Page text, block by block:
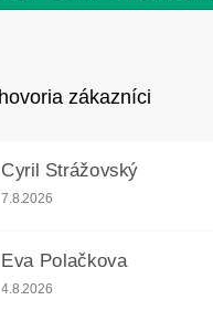
Cyril Strážovský
Hodnotenie obchodu je 5 z 5
7.8.2026
Eva Polačkova
Hodnotenie obchodu je 5 z 5
4.8.2026